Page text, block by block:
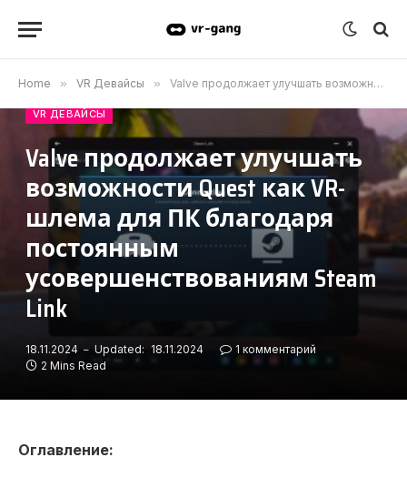
Home » VR Девайсы » Valve продолжает улучшать возможности Quest как VR-шлема для ПК благодаря постоянным усовершенствованиям Steam Link
VR ДЕВАЙСЫ
Valve продолжает улучшать
возможности Quest как VR-
шлема для ПК благодаря
постоянным
усовершенствованиям Steam
Link
18.11.2024 Updated: 18.11.2024
1 комментарий
2 Mins Read
Оглавление: